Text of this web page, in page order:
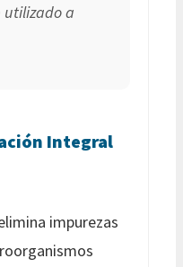
utilizado a
Integral
impurezas